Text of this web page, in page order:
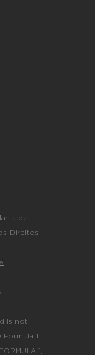
de
Direitos
is not
1
1,